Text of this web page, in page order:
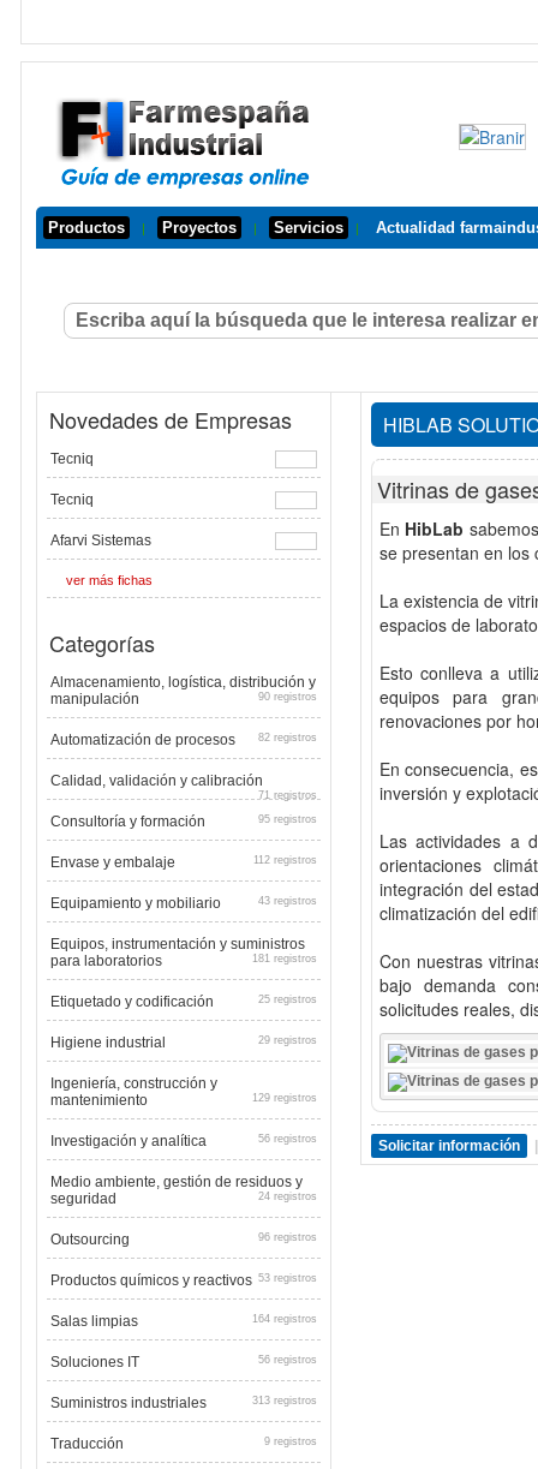
Productos | Proyectos | Servicios | Actualidad
Novedades de Empresas
Tecniq
Tecniq
Afarvi Sistemas
ver más fichas
Categorías
Almacenamiento, logística, distribución y
manipulación
90 registros
Automatización de procesos 82 registros
Calidad, validación y calibración
71 registros
Consultoría y formación 95 registros
Envase y embalaje 112 registros
Equipamiento y mobiliario 43 registros
Equipos, instrumentación y suministros
para laboratorios
181 registros
Etiquetado y codificación 25 registros
Higiene industrial 29 registros
Ingeniería, construcción y
mantenimiento
129 registros
Investigación y analítica 56 registros
Medio ambiente, gestión de residuos y
seguridad
24 registros
Outsourcing 96 registros
Productos químicos y reactivos 53 registros
Salas limpias 164 registros
Soluciones IT 56 registros
Suministros industriales 313 registros
Traducción 9 registros
HIBLAB
Vitrinas de
En HibLab
se presentan en los
La existencia de
espacios de
Esto conlleva a
equipos para
renovaciones por
En consecuencia,
inversión y
Las actividades a
orientaciones
integración del
climatización del
Con nuestras
bajo demanda
solicitudes reales,
Solicitar información |